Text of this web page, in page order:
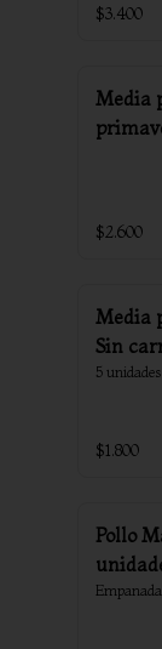
$3.400
Media
$2.600
Media
Sin
5 unidades
$1.800
Pollo